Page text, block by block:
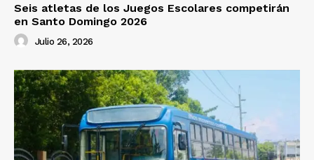
Seis atletas de los Juegos Escolares competirán
en Santo Domingo 2026
Julio 26, 2026